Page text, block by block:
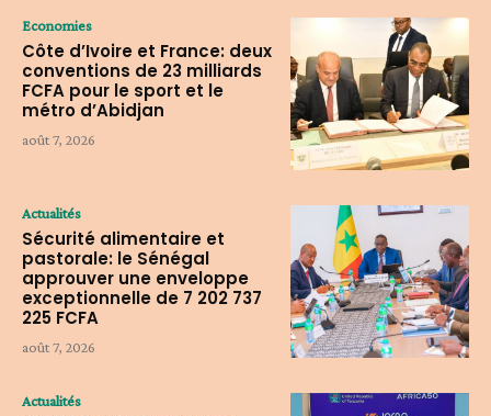
Economies
Côte d’Ivoire et France: deux
conventions de 23 milliards
FCFA pour le sport et le
métro d’Abidjan
août 7, 2026
Actualités
Sécurité alimentaire et
pastorale: le Sénégal
approuver une enveloppe
exceptionnelle de 7 202 737
225 FCFA
août 7, 2026
Actualités